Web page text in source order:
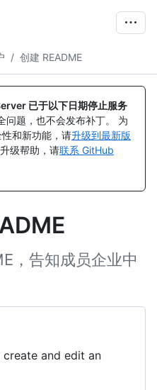
/ 创建 README
已于以下日期停止服务
问题，也不会发布补丁。 为
和新功能，请升级到最新版
级帮助，请联系 GitHub
，告知成员企业中
create and edit an